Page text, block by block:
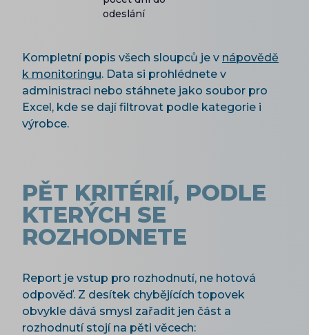
odeslání
Kompletní popis všech sloupců je v nápovědě
k monitoringu. Data si prohlédnete v
administraci nebo stáhnete jako soubor pro
Excel, kde se dají filtrovat podle kategorie i
výrobce.
PĚT KRITÉRIÍ, PODLE
KTERÝCH SE
ROZHODNETE
Report je vstup pro rozhodnutí, ne hotová
odpověď. Z desítek chybějících topovek
obvykle dává smysl zařadit jen část a
rozhodnutí stojí na pěti věcech: